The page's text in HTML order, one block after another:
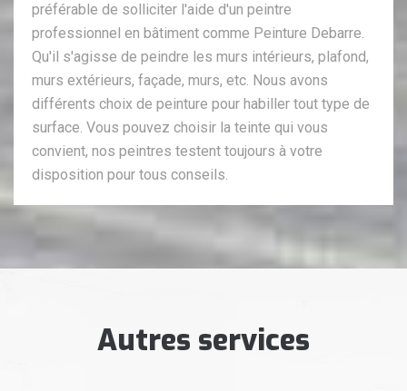
préférable de solliciter l'aide d'un peintre
professionnel en bâtiment comme Peinture Debarre.
Qu'il s'agisse de peindre les murs intérieurs, plafond,
murs extérieurs, façade, murs, etc. Nous avons
différents choix de peinture pour habiller tout type de
surface. Vous pouvez choisir la teinte qui vous
convient, nos peintres testent toujours à votre
disposition pour tous conseils.
Autres services